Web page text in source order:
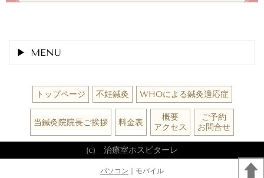
MENU
トップページ 不妊鍼灸 WHOによる鍼灸適応症
当鍼灸院院長ご挨拶 料金表
概要
アクセス
ご予約
お問合せ
(c) 治療室ホスピターレ
パソコン ｜モバイル